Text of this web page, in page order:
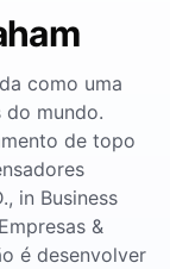
como uma
do mundo.
de topo
in Business
&
é desenvolver